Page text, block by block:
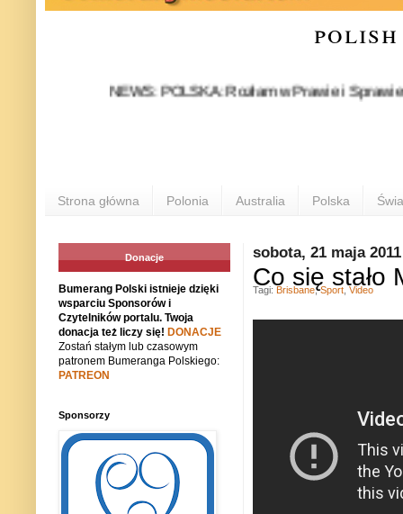
NEWS: POLSKA: Rozłam w Prawie i
Strona główna Polonia Australia Polska
sobota, 21 maja 2011
Co się stało
Tagi: Brisbane,Sport Video
Donacje
Bumerang Polski istnieje dzięki
wsparciu Sponsorów i
Czytelników portalu. Twoja
donacja też liczy się! DONACJE
Zostań stałym lub czasowym
patronem Bumeranga Polskiego:
PATREON
Sponsorzy